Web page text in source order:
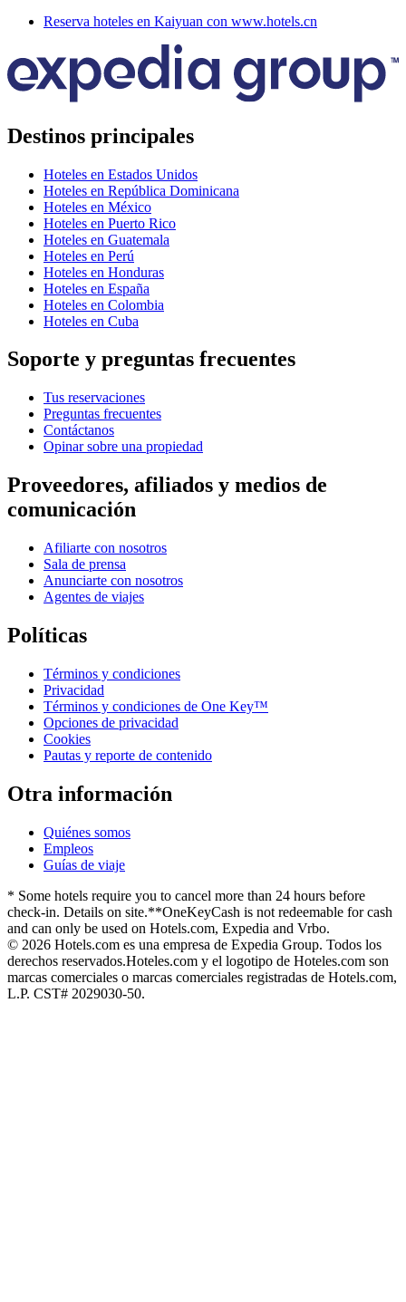
Reserva hoteles en Kaiyuan con www.hotels.cn
Destinos principales
Hoteles en Estados Unidos
Hoteles en República Dominicana
Hoteles en México
Hoteles en Puerto Rico
Hoteles en Guatemala
Hoteles en Perú
Hoteles en Honduras
Hoteles en España
Hoteles en Colombia
Hoteles en Cuba
Soporte y preguntas frecuentes
Tus reservaciones
Preguntas frecuentes
Contáctanos
Opinar sobre una propiedad
Proveedores, afiliados y medios de
comunicación
Afiliarte con nosotros
Sala de prensa
Anunciarte con nosotros
Agentes de viajes
Políticas
Términos y condiciones
Privacidad
Términos y condiciones de One Key™
Opciones de privacidad
Cookies
Pautas y reporte de contenido
Otra información
Quiénes somos
Empleos
Guías de viaje
* Some hotels require you to cancel more than 24 hours before
check-in. Details on site.**OneKeyCash is not redeemable for cash
and can only be used on Hotels.com, Expedia and Vrbo.
© 2026 Hotels.com es una empresa de Expedia Group. Todos los
derechos reservados.Hoteles.com y el logotipo de Hoteles.com son
marcas comerciales o marcas comerciales registradas de Hotels.com,
L.P. CST# 2029030-50.